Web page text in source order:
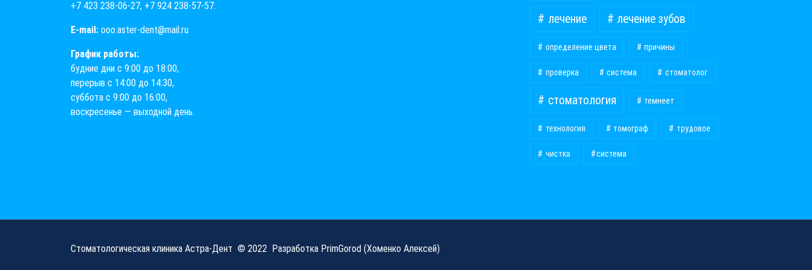
+7 423 238-06-27, +7 924 238-57-57.
E-mail: ooo.aster-dent@mail.ru
График работы:
будние дни с 9:00 до 18:00,
перерыв с 14:00 до 14:30,
суббота с 9:00 до 16:00,
воскресенье — выходной день.
лечение лечение зубов
определение цвета причины
проверка система стоматолог
стоматология темнеет
технология томограф трудовое
чистка ​система
Стоматологическая клиника Астра-Дент © 2022 Разработка PrimGorod (Хоменко Алексей)